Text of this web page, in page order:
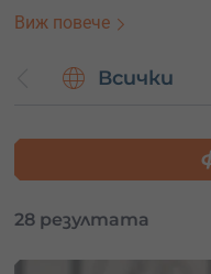
превърнем в реалност!
Избери сред
или просто да се
Търсиш уникално
Виж повече
Всички
28 резултата